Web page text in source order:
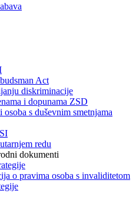
Act
diskriminacije
i dopunama ZSD
osoba s duševnim smetnjama
redu
dokumenti
o pravima osoba s invaliditetom